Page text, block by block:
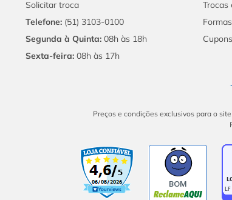
Solicitar troca
Telefone: (51) 3103-0100
Segunda à Quinta: 08h às 18h
Sexta-feira: 08h às 17h
Trocas
Preços e condições exclusivos para o site
BOM